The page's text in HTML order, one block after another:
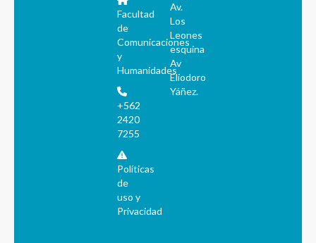
Facultad
de
Comunicaciones
y
Humanidades
+562
2420
7255
Políticas
de
uso y
Privacidad
Av.
Los
Leones
esquina
Av
Eliodoro
Yáñez.